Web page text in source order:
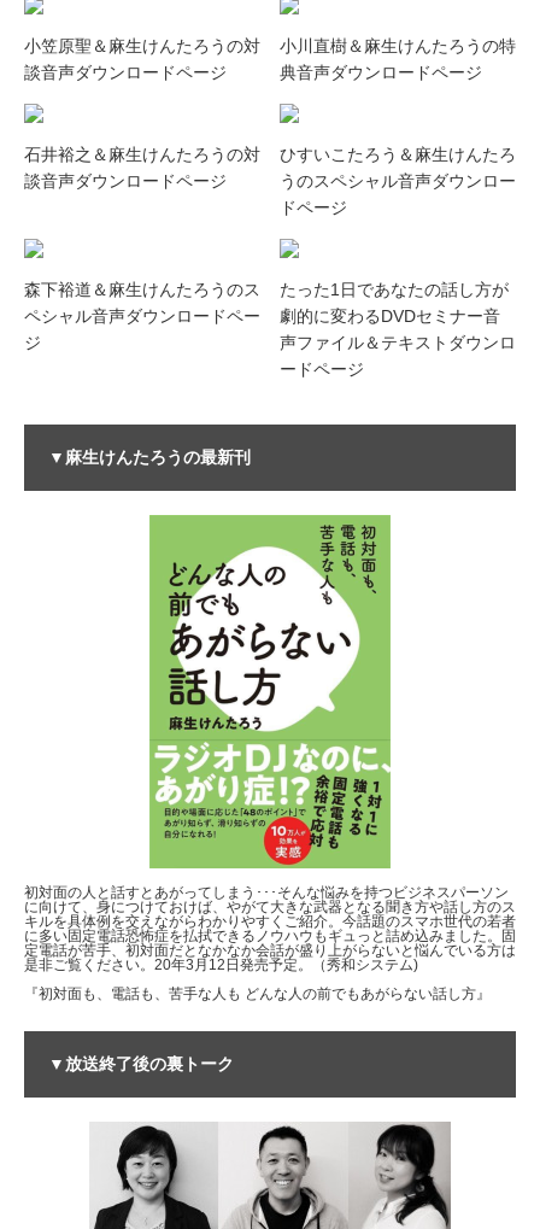
小笠原聖＆麻生けんたろうの対
談音声ダウンロードページ
小川直樹＆麻生けんたろうの特
典音声ダウンロードページ
石井裕之＆麻生けんたろうの対
談音声ダウンロードページ
ひすいこたろう＆麻生けんたろ
うのスペシャル音声ダウンロー
ドページ
森下裕道＆麻生けんたろうのス
ペシャル音声ダウンロードペー
ジ
たった1日であなたの話し方が
劇的に変わるDVDセミナー音
声ファイル＆テキストダウンロ
ードページ
▼麻生けんたろうの最新刊
初対面の人と話すとあがってしまう･･･そんな悩みを持つビジネスパーソン
に向けて、身につけておけば、やがて大きな武器となる聞き方や話し方のス
キルを具体例を交えながらわかりやすくご紹介。今話題のスマホ世代の若者
に多い固定電話恐怖症を払拭できるノウハウもギュっと詰め込みました。固
定電話が苦手、初対面だとなかなか会話が盛り上がらないと悩んでいる方は
是非ご覧ください。20年3月12日発売予定。（秀和システム)
『初対面も、電話も、苦手な人も どんな人の前でもあがらない話し方』
▼放送終了後の裏トーク